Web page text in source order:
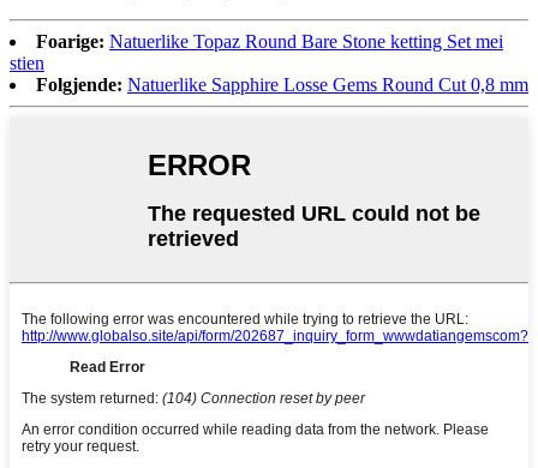
Foarige: Natuerlike Topaz Round Bare Stone ketting Set mei
stien
Folgjende: Natuerlike Sapphire Losse Gems Round Cut 0,8 mm